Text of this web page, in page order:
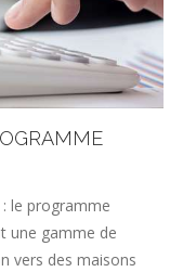
le programme
une gamme de
vers des maisons